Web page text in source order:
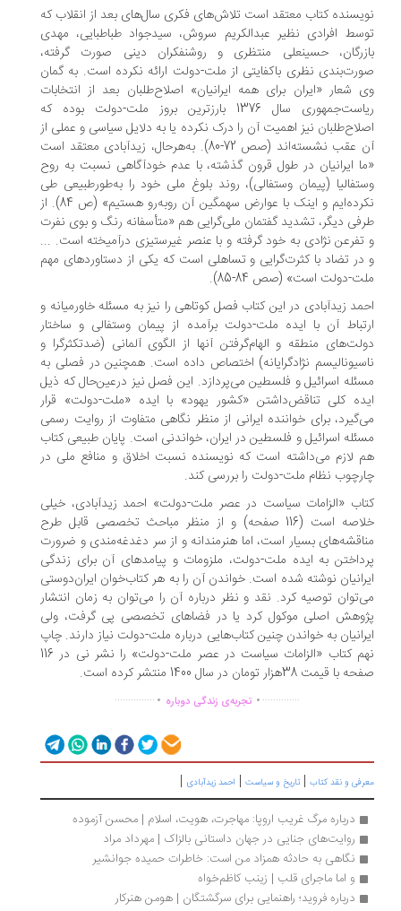
کتاب معتقد است تلاش‌های فکری سال‌های بعد از انقلاب که
افرادی نظیر عبدالکریم سروش، سیدجواد طباطبایی، مهدی
حسینعلی منتظری و روشنفکران دینی صورت گرفته،
نظری باکفایتی از ملت-دولت ارائه نکرده است. به گمان
شعار «ایران برای همه ایرانیان» اصلاح‌طلبان بعد از انتخابات
ریاست‌‌‌جمهوری سال 1376 بارزترین بروز ملت-دولت بوده که
نیز اهمیت آن‌ را درک نکرده یا به دلایل سیاسی و عملی از
آن عقب نشسته‌اند (صص 72-80). به‌هر‌حال، زیدآبادی معتقد است
ایرانیان در طول قرون گذشته، با عدم خودآگاهی نسبت به روح
(پیمان وستفالی)، روند بلوغ ملی خود را به‌طور‌طبیعی طی
نکرده‌ایم و اینک با عوارض سهمگین آن روبه‌رو هستیم» (ص 84). از
دیگر، تشدید گفتمان ملی‌گرایی هم «متأسفانه رنگ و بوی نفرت
نژادی به خود گرفته و با عنصر غیرستیزی درآمیخته است. ...
تضاد با کثرت‌گرایی و تساهلی است که یکی از دستاوردهای مهم
دولت است‌» (صص 84-85).
زیدآبادی در این کتاب فصل کوتاهی را نیز به مسئله خاورمیانه و
آن با ایده ملت-دولت برآمده از پیمان وستفالی و ساختار
منطقه و الهام‌گرفتن آنها از الگوی آلمانی (ضدتکثرگرا و
نژادگرایانه) اختصاص داده است. همچنین در فصلی به
اسرائیل و فلسطین می‌پردازد. این فصل نیز در‌عین‌حال که ذیل
کلی تناقض‌داشتن «کشور یهود» با ایده «ملت-دولت» قرار
برای خواننده ایرانی از منظر نگاهی متفاوت از روایت رسمی
اسرائیل و فلسطین در ایران، خواندنی است. پایان طبیعی کتاب
لازم می‌داشته است که نویسنده نسبت اخلاق و منافع ملی در
نظام ملت-دولت را بررسی کند.
«الزامات سیاست در عصر ملت-دولت» احمد زیدآبادی، خیلی
خلاصه است (116 صفحه)‌ و از منظر مباحث تخصصی قابل طرح
بسیار است، اما هنرمندانه و از سر دغدغه‌مندی و ضرورت
به ایده ملت-دولت، ملزومات و پیامدهای آن برای زندگی
نوشته شده است. خواندن آن‌ را به هر کتاب‌خوان ایران‌دوستی
توصیه کرد. نقد و نظر درباره آن‌ را می‌توان به زمان انتشار
اصلی موکول کرد یا در فضاهای تخصصی پی گرفت، ولی
به خواندن چنین کتاب‌هایی درباره ملت-دولت نیاز دارند. چاپ
نهم کتاب «الزامات سیاست در عصر ملت-دولت» را نشر نی در 116
38هزار تومان در سال 1400 منتشر کرده است.
................تجربه‌ی زندگی دوباره ...............
و نقد کتاب|تاریخ و سیاست |احمد زیدآبادی|
درباره مرگ غریب اروپا: مهاجرت، هویت، اسلام | محسن آزموده
روایت‌های جنایی در جهان داستانی بالزاک | مهرداد مراد
نگاهی به حادثه همزاد من است: خاطرات حمیده جوانشیر
و اما ماجرای قلب | زینب کاظم‌خواه
درباره فروید؛ راهنمایی برای سرگشتگان | هومن هنرکار